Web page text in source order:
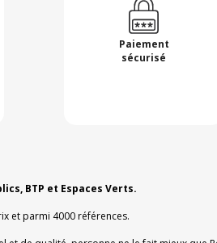
Paiement
sécurisé
BTP et Espaces Verts.
et parmi 4000 références.